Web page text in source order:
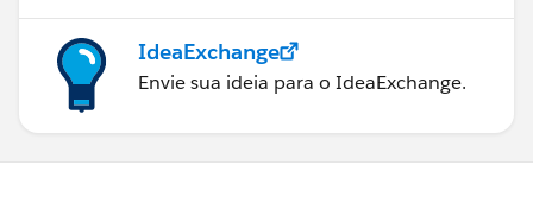
IdeaExchange
Envie sua ideia para o IdeaExchange.